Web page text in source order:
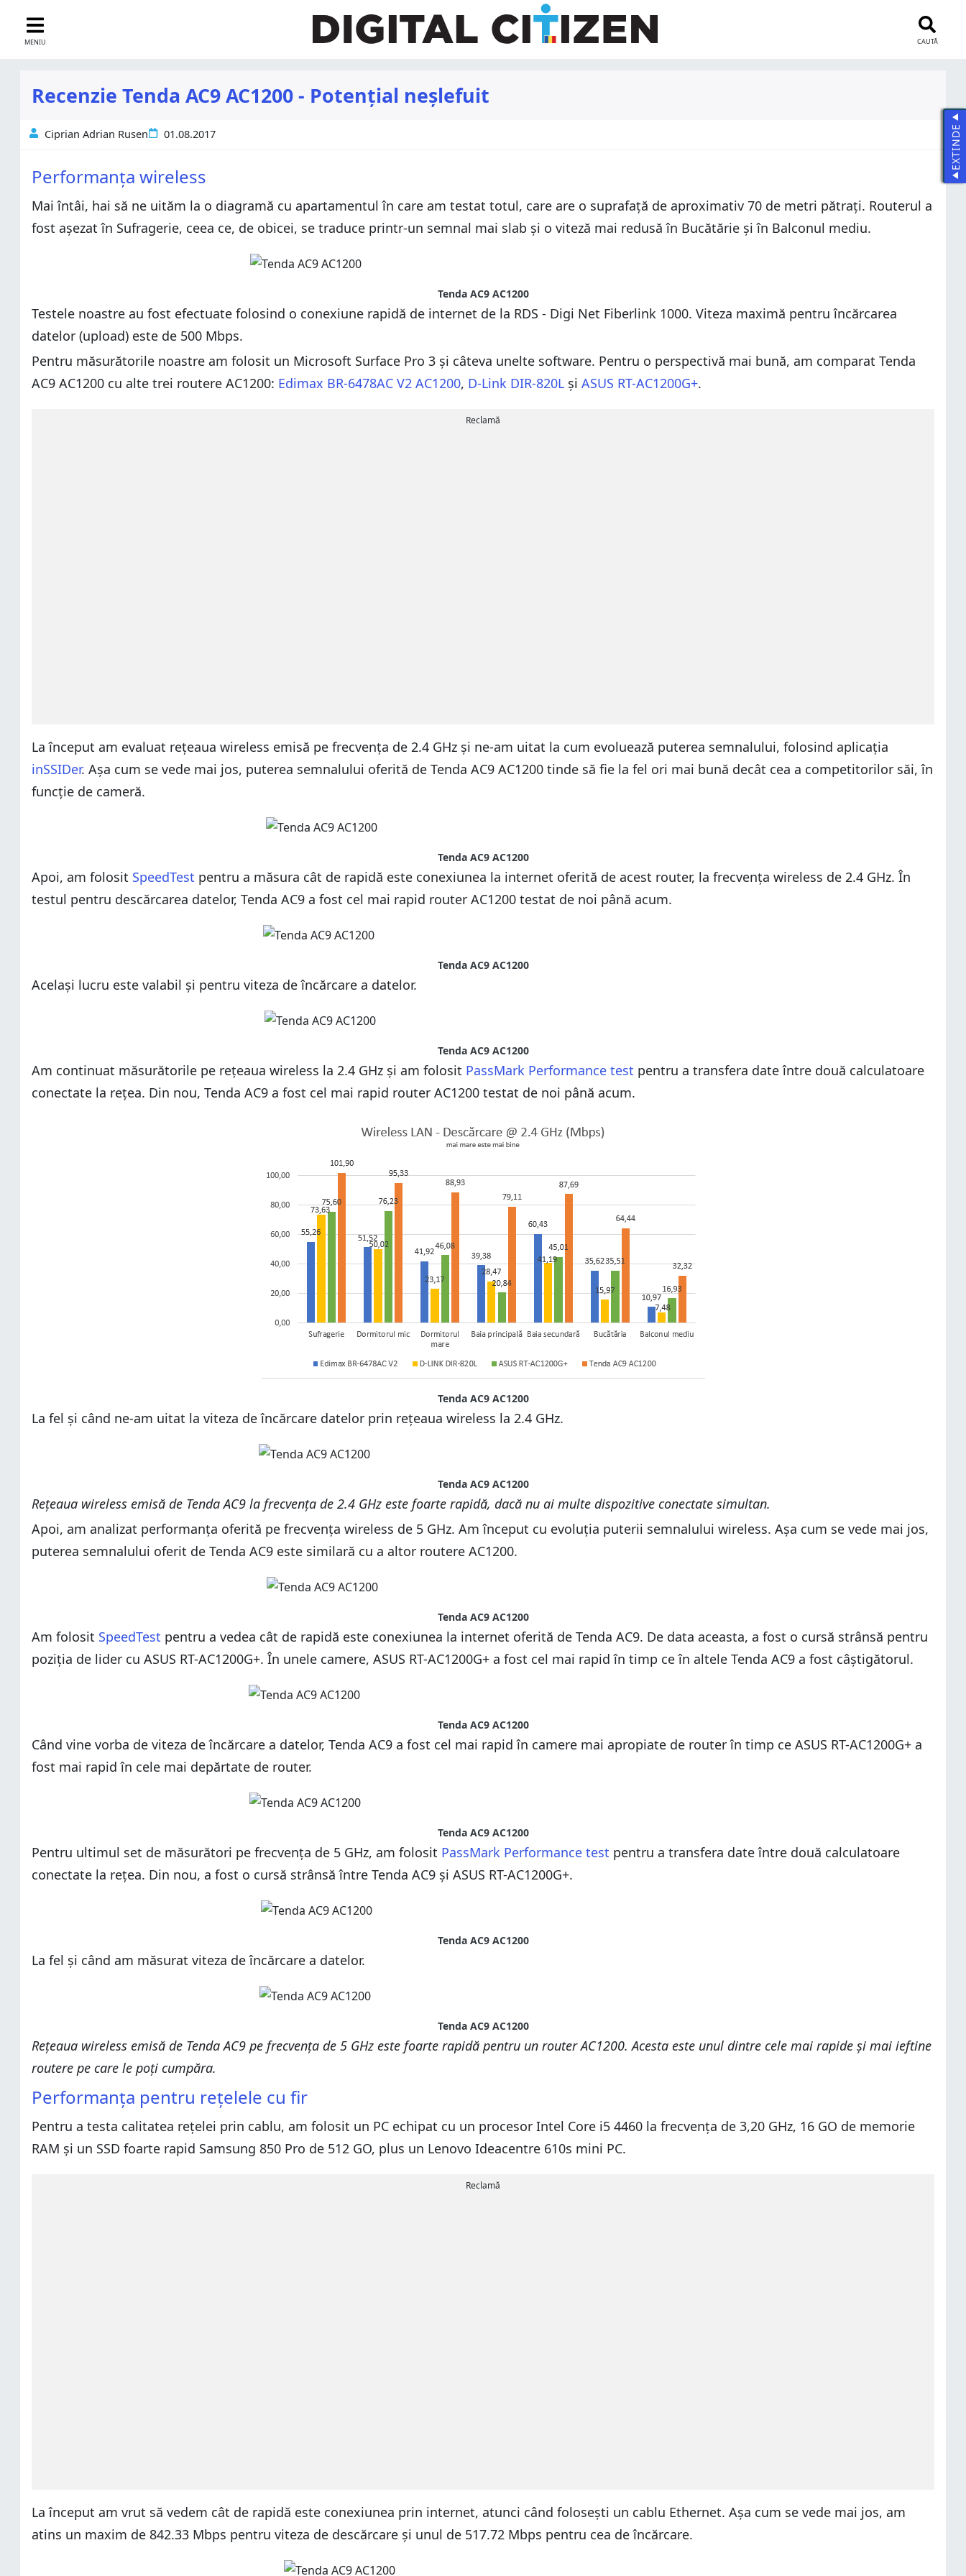
MENIU CAUTĂ
Recenzie Tenda AC9 AC1200 - Potențial neșlefuit
Ciprian Adrian Rusen 01.08.2017
Performanța wireless
Mai întâi, hai să ne uităm la o diagramă cu apartamentul în care am testat totul, care are o suprafață de aproximativ 70 de metri pătrați. Routerul a
fost așezat în Sufragerie, ceea ce, de obicei, se traduce printr-un semnal mai slab și o viteză mai redusă în Bucătărie și în Balconul mediu.
Tenda AC9 AC1200
Testele noastre au fost efectuate folosind o conexiune rapidă de internet de la RDS - Digi Net Fiberlink 1000. Viteza maximă pentru încărcarea
datelor (upload) este de 500 Mbps.
Pentru măsurătorile noastre am folosit un Microsoft Surface Pro 3 și câteva unelte software. Pentru o perspectivă mai bună, am comparat Tenda
AC9 AC1200 cu alte trei routere AC1200: Edimax BR-6478AC V2 AC1200, D-Link DIR-820L și ASUS RT-AC1200G+.
Reclamă
La început am evaluat rețeaua wireless emisă pe frecvența de 2.4 GHz și ne-am uitat la cum evoluează puterea semnalului, folosind aplicația
inSSIDer. Așa cum se vede mai jos, puterea semnalului oferită de Tenda AC9 AC1200 tinde să fie la fel ori mai bună decât cea a competitorilor săi, în
funcție de cameră.
Tenda AC9 AC1200
Apoi, am folosit SpeedTest pentru a măsura cât de rapidă este conexiunea la internet oferită de acest router, la frecvența wireless de 2.4 GHz. În
testul pentru descărcarea datelor, Tenda AC9 a fost cel mai rapid router AC1200 testat de noi până acum.
Tenda AC9 AC1200
Același lucru este valabil și pentru viteza de încărcare a datelor.
Tenda AC9 AC1200
Am continuat măsurătorile pe rețeaua wireless la 2.4 GHz și am folosit PassMark Performance test pentru a transfera date între două calculatoare
conectate la rețea. Din nou, Tenda AC9 a fost cel mai rapid router AC1200 testat de noi până acum.
Tenda AC9 AC1200
La fel și când ne-am uitat la viteza de încărcare datelor prin rețeaua wireless la 2.4 GHz.
Tenda AC9 AC1200
Rețeaua wireless emisă de Tenda AC9 la frecvența de 2.4 GHz este foarte rapidă, dacă nu ai multe dispozitive conectate simultan.
Apoi, am analizat performanța oferită pe frecvența wireless de 5 GHz. Am început cu evoluția puterii semnalului wireless. Așa cum se vede mai jos,
puterea semnalului oferit de Tenda AC9 este similară cu a altor routere AC1200.
Tenda AC9 AC1200
Am folosit SpeedTest pentru a vedea cât de rapidă este conexiunea la internet oferită de Tenda AC9. De data aceasta, a fost o cursă strânsă pentru
poziția de lider cu ASUS RT-AC1200G+. În unele camere, ASUS RT-AC1200G+ a fost cel mai rapid în timp ce în altele Tenda AC9 a fost câștigătorul.
Tenda AC9 AC1200
Când vine vorba de viteza de încărcare a datelor, Tenda AC9 a fost cel mai rapid în camere mai apropiate de router în timp ce ASUS RT-AC1200G+ a
fost mai rapid în cele mai depărtate de router.
Tenda AC9 AC1200
Pentru ultimul set de măsurători pe frecvența de 5 GHz, am folosit PassMark Performance test pentru a transfera date între două calculatoare
conectate la rețea. Din nou, a fost o cursă strânsă între Tenda AC9 și ASUS RT-AC1200G+.
Tenda AC9 AC1200
La fel și când am măsurat viteza de încărcare a datelor.
Tenda AC9 AC1200
Rețeaua wireless emisă de Tenda AC9 pe frecvența de 5 GHz este foarte rapidă pentru un router AC1200. Acesta este unul dintre cele mai rapide și mai ieftine
routere pe care le poți cumpăra.
Performanţa pentru reţelele cu fir
Pentru a testa calitatea rețelei prin cablu, am folosit un PC echipat cu un procesor Intel Core i5 4460 la frecvența de 3,20 GHz, 16 GO de memorie
RAM și un SSD foarte rapid Samsung 850 Pro de 512 GO, plus un Lenovo Ideacentre 610s mini PC.
Reclamă
La început am vrut să vedem cât de rapidă este conexiunea prin internet, atunci când folosești un cablu Ethernet. Așa cum se vede mai jos, am
atins un maxim de 842.33 Mbps pentru viteza de descărcare și unul de 517.72 Mbps pentru cea de încărcare.
EXTINDE